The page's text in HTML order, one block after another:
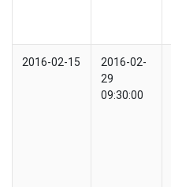
2016-02-15
2016-02-
29
09:30:00